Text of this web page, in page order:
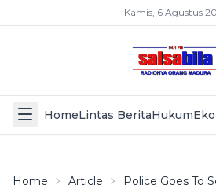
Kamis, 6 Agustus
HomeLintas BeritaHukum
Home Article Police Goes To